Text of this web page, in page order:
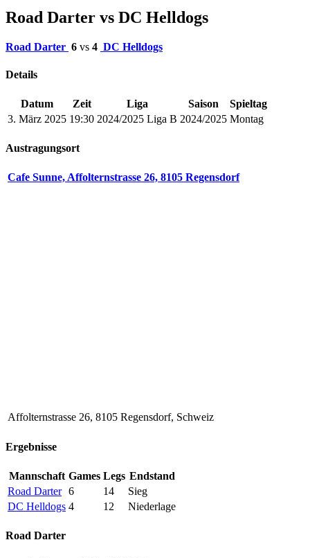
Road Darter vs DC Helldogs
Road Darter 6 vs 4 DC Helldogs
Details
Datum Zeit Liga Saison
Spieltag
3. März 2025 19:30 2024/2025 Liga B 2024/2025 Montag
Austragungsort
Cafe Sunne, Affolternstrasse 26, 8105 Regensdorf
Affolternstrasse 26, 8105 Regensdorf, Schweiz
Ergebnisse
Mannschaft Games Legs Endstand
Road Darter 6 14
Sieg
DC Helldogs 4 12 Niederlage
Road Darter